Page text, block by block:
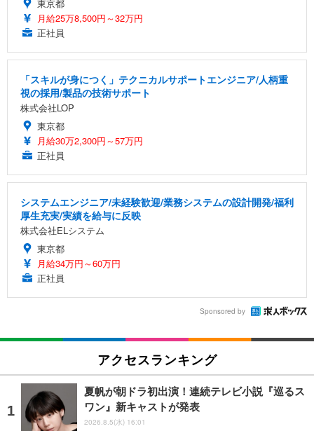
東京都
月給25万8,500円～32万円
正社員
「スキルが身につく」テクニカルサポートエンジニア/人柄重
視の採用/製品の技術サポート
株式会社LOP
東京都
月給30万2,300円～57万円
正社員
システムエンジニア/未経験歓迎/業務システムの設計開発/福利
厚生充実/実績を給与に反映
株式会社ELシステム
東京都
月給34万円～60万円
正社員
Sponsored by
アクセスランキング
夏帆が朝ドラ初出演！連続テレビ小説『巡るス
ワン』新キャストが発表
2026.8.5(水) 16:01